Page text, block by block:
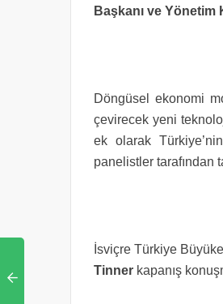
Başkanı ve Yönetim
Döngüsel ekonomi
çevirecek yeni
ek olarak
panelistler tarafından
İsviçre Türkiye
Tinner kapanış